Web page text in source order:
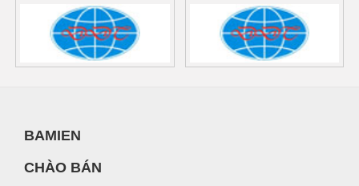
BAMIEN
CHÀO BÁN